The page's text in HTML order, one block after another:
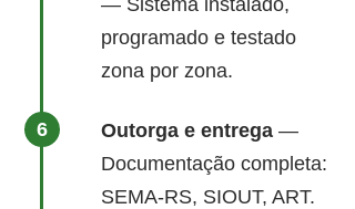
— Sistema instalado,
programado e testado
zona por zona.
Outorga e entrega —
Documentação completa:
SEMA-RS, SIOUT, ART.